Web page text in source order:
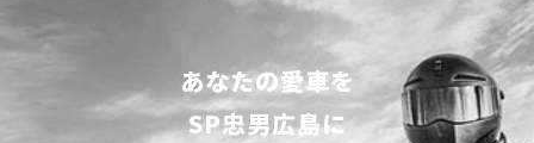
あなたの愛車を
SP忠男広島に